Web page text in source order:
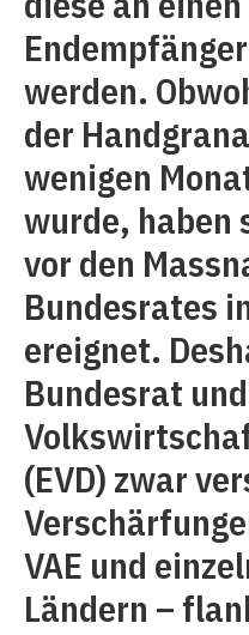
werden.
der
wenigen
wurde, haben
vor den
Bundesrates
ereignet.
Bundesrat
(EVD) zwar
VAE und
Ländern –